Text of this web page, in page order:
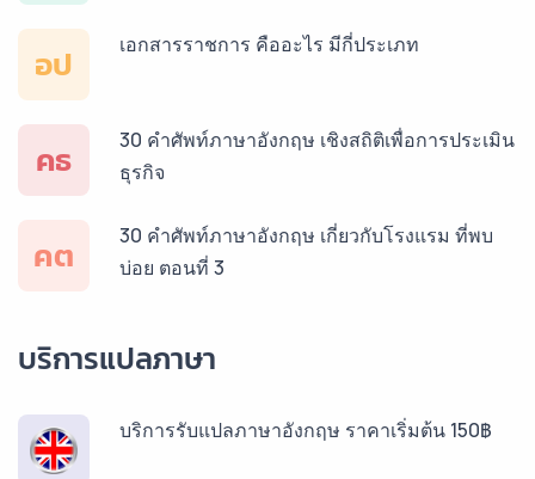
อป เอกสารราชการ คืออะไร มีกี่ประเภท
คธ
30 คำศัพท์ภาษาอังกฤษ เชิงสถิติเพื่อการประเมิน
ธุรกิจ
คต
30 คำศัพท์ภาษาอังกฤษ เกี่ยวกับโรงแรม ที่พบ
บ่อย ตอนที่ 3
บริการแปลภาษา
บริการรับแปลภาษาอังกฤษ ราคาเริ่มต้น 150฿